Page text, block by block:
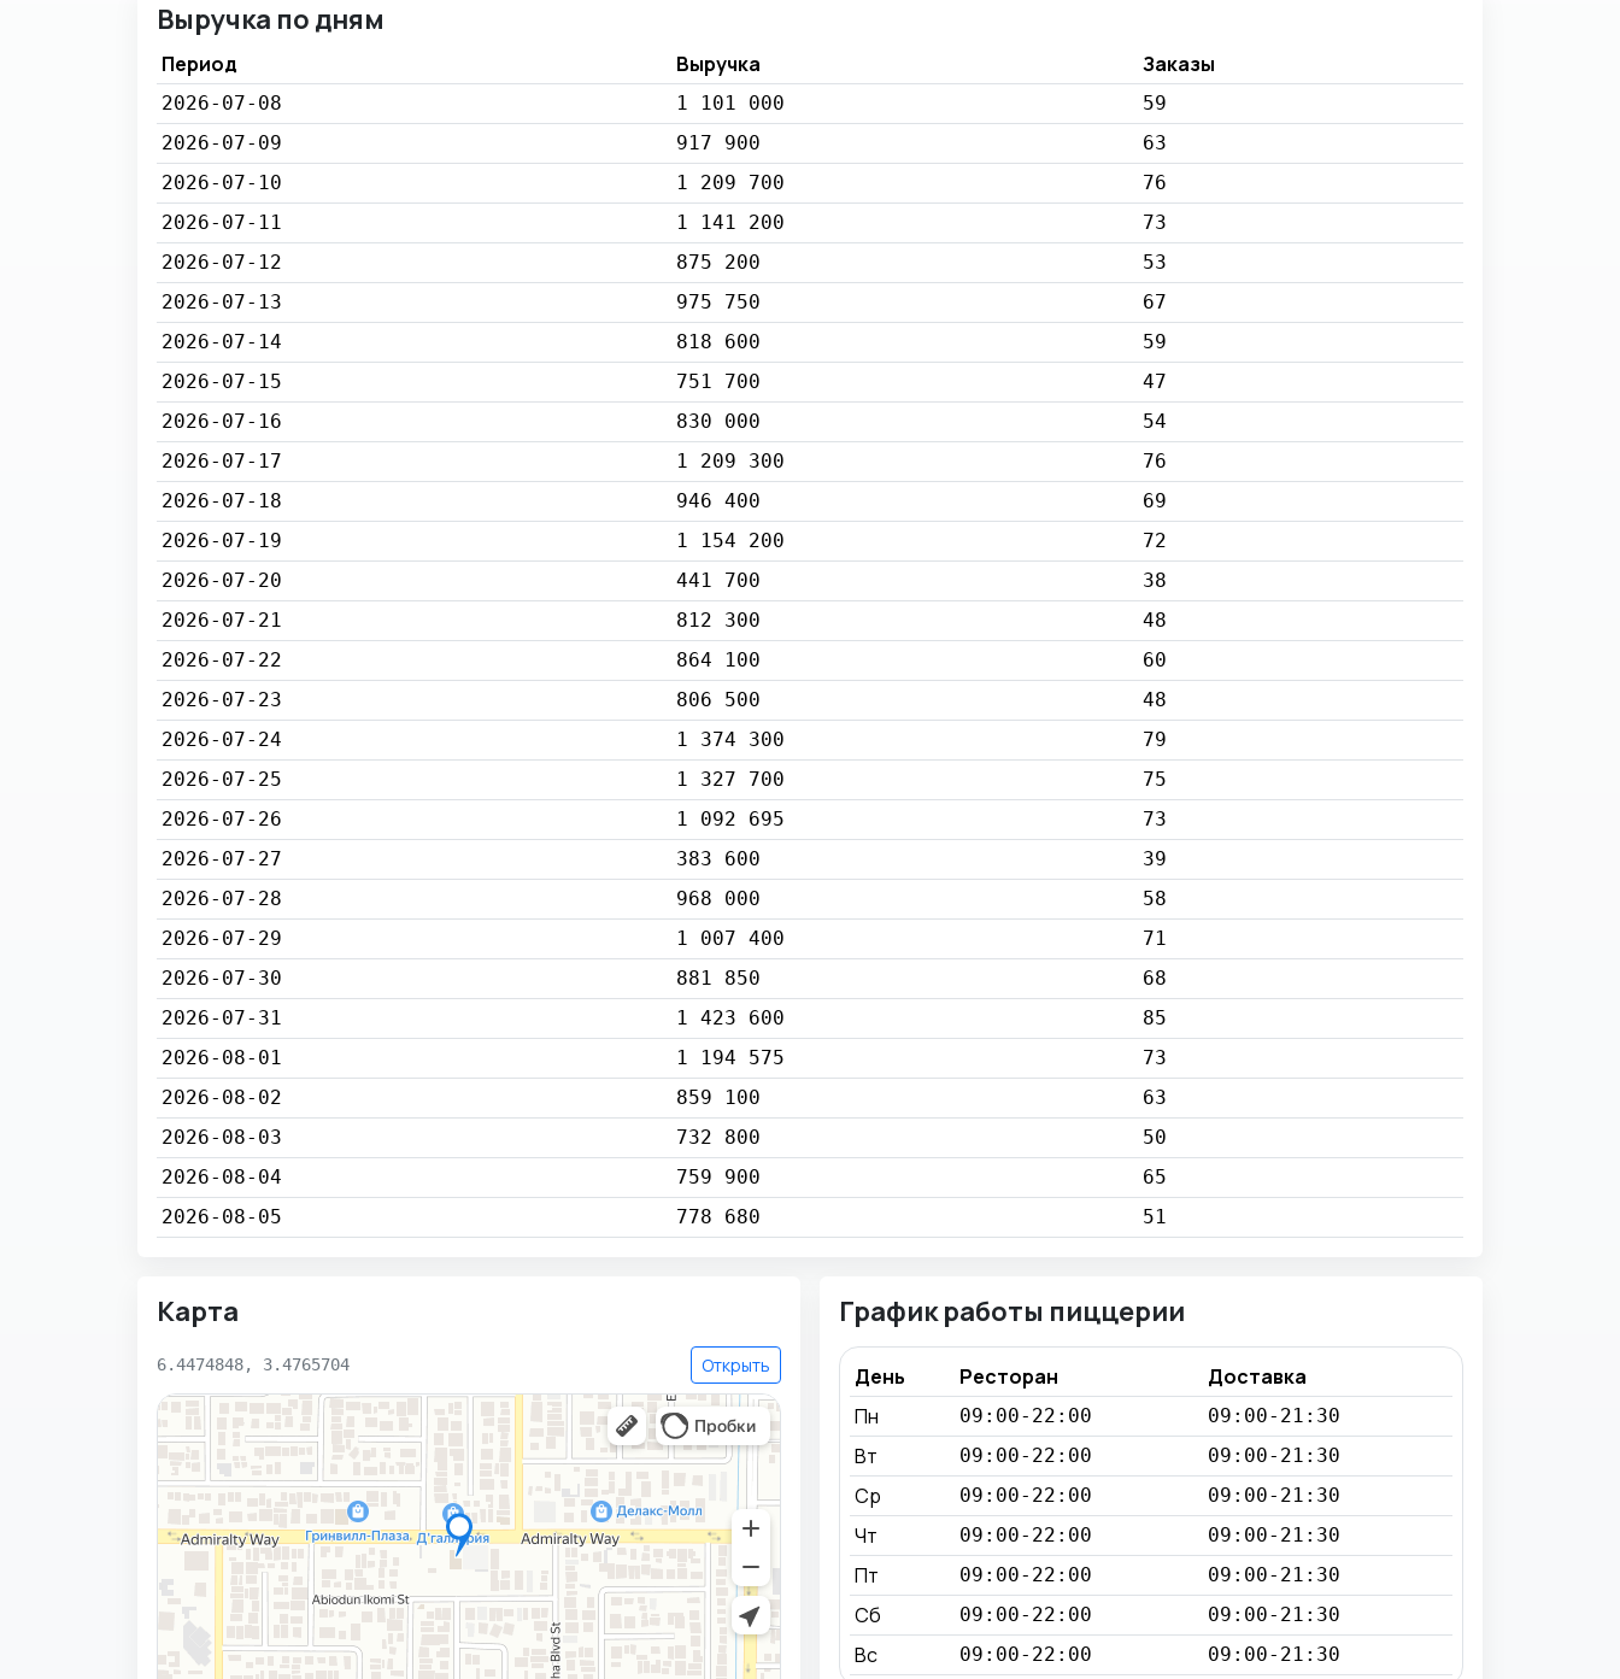
Выручка по дням
Период Выручка Заказы
2026-07-08 1 101 000
59
2026-07-09
917 900
63
2026-07-10
1 209 700
76
2026-07-11
1 141 200
73
2026-07-12
875 200
53
2026-07-13
975 750
67
2026-07-14
818 600
59
2026-07-15
751 700
47
2026-07-16
830 000
54
2026-07-17
1 209 300
76
2026-07-18
946 400
69
2026-07-19
1 154 200
72
2026-07-20
441 700
38
2026-07-21
812 300
48
2026-07-22
864 100
60
2026-07-23
806 500
48
2026-07-24
1 374 300
79
2026-07-25
1 327 700
75
2026-07-26
1 092 695
73
2026-07-27
383 600
39
2026-07-28
968 000
58
2026-07-29
1 007 400
71
2026-07-30
881 850
68
2026-07-31
1 423 600
85
2026-08-01
1 194 575
73
2026-08-02
859 100
63
2026-08-03
732 800
50
2026-08-04
759 900
65
2026-08-05
778 680 51
Карта
6.4474848, 3.4765704 Открыть
График работы пиццерии
День Ресторан
Доставка
Пн
09:00-22:00 09:00-21:30
Вт 09:00-22:00 09:00-21:30
Ср 09:00-22:00 09:00-21:30
Чт 09:00-22:00 09:00-21:30
Пт 09:00-22:00 09:00-21:30
Сб 09:00-22:00 09:00-21:30
Вс 09:00-22:00 09:00-21:30